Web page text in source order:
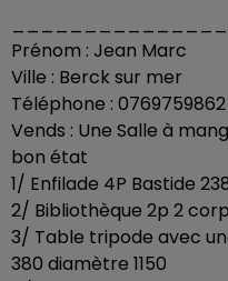
Prénom : Jean Marc
Ville : Berck sur mer
Téléphone : 0769759862
Vends : Une Salle à
bon état
1/ Enfilade 4P Bastide
2/ Bibliothèque 2p 2
3/ Table tripode avec
380 diamètre 1150